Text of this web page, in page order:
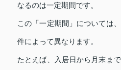
なるのは一定期間です。
この「一定期間」については
件によって異なります。
たとえば、入居日から月末ま